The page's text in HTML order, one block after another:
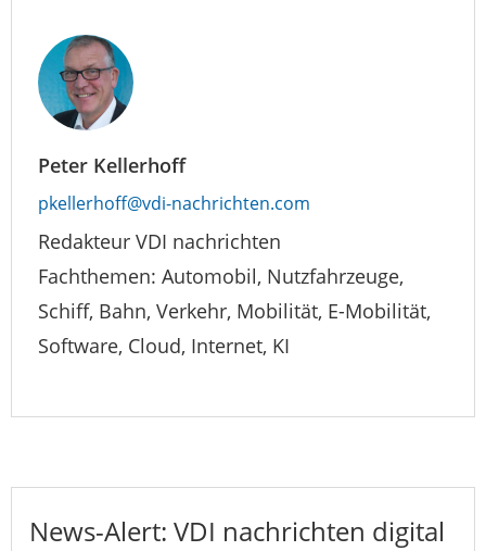
Peter Kellerhoff
pkellerhoff@vdi-nachrichten.com
Redakteur VDI nachrichten
Fachthemen: Automobil, Nutzfahrzeuge,
Schiff, Bahn, Verkehr, Mobilität, E-Mobilität,
Software, Cloud, Internet, KI
News-Alert: VDI nachrichten digital